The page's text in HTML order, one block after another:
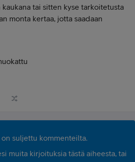
kaukana tai sitten kyse tarkoitetusta
monta kertaa, jotta saadaan
on suljettu kommenteilta.
muita kirjoituksia tästä aiheesta, tai